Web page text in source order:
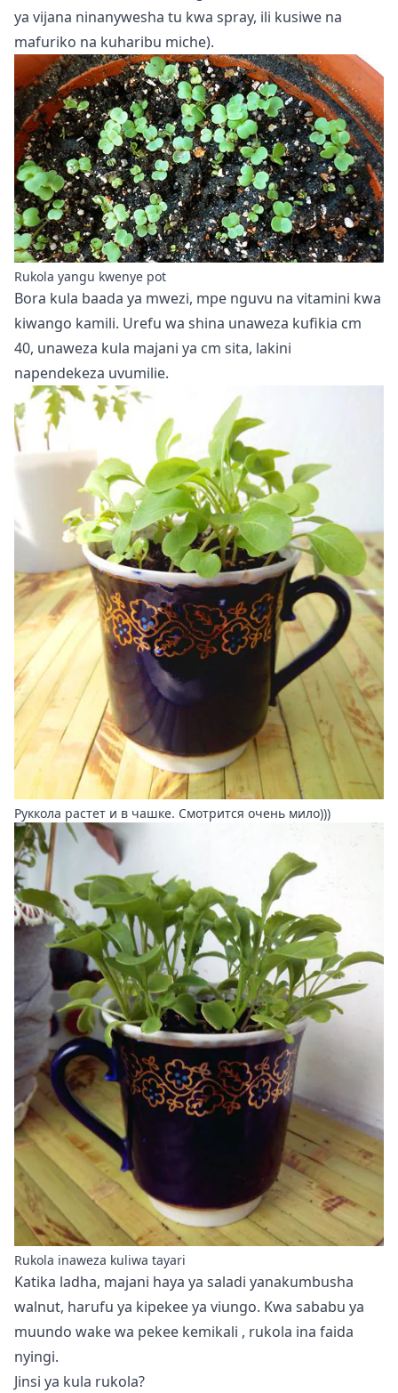
ya vijana ninanywesha tu kwa spray, ili kusiwe na
mafuriko na kuharibu miche).
Rukola yangu kwenye pot
Bora kula baada ya mwezi, mpe nguvu na vitamini kwa
kiwango kamili. Urefu wa shina unaweza kufikia cm
40, unaweza kula majani ya cm sita, lakini
napendekeza uvumilie.
Руккола растет и в чашке. Смотрится очень мило)))
Rukola inaweza kuliwa tayari
Katika ladha, majani haya ya saladi yanakumbusha
walnut, harufu ya kipekee ya viungo. Kwa sababu ya
muundo wake wa pekee kemikali , rukola ina faida
nyingi.
Jinsi ya kula rukola?